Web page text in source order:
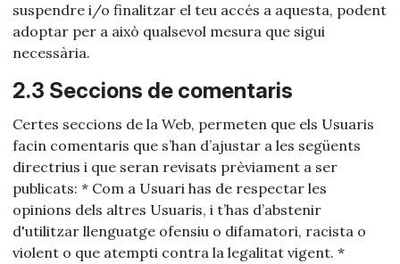
suspendre i/o finalitzar el teu accés a aquesta, podent
adoptar per a això qualsevol mesura que sigui
necessària.
2.3 Seccions de comentaris
Certes seccions de la Web, permeten que els Usuaris
facin comentaris que s’han d’ajustar a les següents
directrius i que seran revisats prèviament a ser
publicats: * Com a Usuari has de respectar les
opinions dels altres Usuaris, i t’has d’abstenir
d'utilitzar llenguatge ofensiu o difamatori, racista o
violent o que atempti contra la legalitat vigent. *